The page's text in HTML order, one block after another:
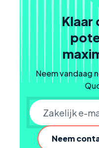
Klaar
Neem vandaag
Neem